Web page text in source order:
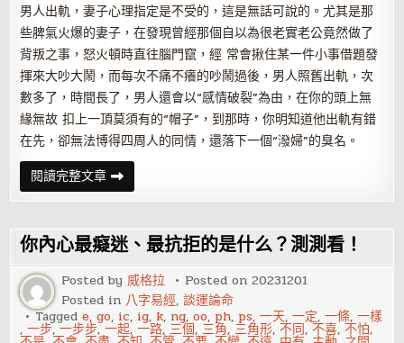
男人出軌，妻子心理指定是不受的，這是無話可說的。尤其是那
些脾氣火爆的妻子，在發現曾經那個自以為很老實老公竟然做了
背叛之事，怒火頓時直往腦門竄，經 常會揪住某一件小事借題發
揮來大吵大鬧，而每次不痛不癢的吵鬧過後，男人照舊出軌，次
數多了，時間長了，男人還會以“感情破裂”為由，在你的頭上無
緣無故 扣上一頂莫須有的“帽子”，到那時，你明知道他出軌有錯
在先，卻無法博得四周人的同情，還落下一個“潑婦”的臭名。
閱讀完整文章男
人
出
後
女
人
忌
諱
做
的
10
件
事
你內心最癡迷、最抗拒的是什么？測測看！
Posted by威格拉 Posted on20231201
Posted in 八字易經,談運論命
Taggede,go, ic, ig, k, ng,oo, ph, ps,一天,一定,一條,一樣
,一步,一步步,一起,一路, 三個, 三角, 三角形,不同,不喜,不怕,